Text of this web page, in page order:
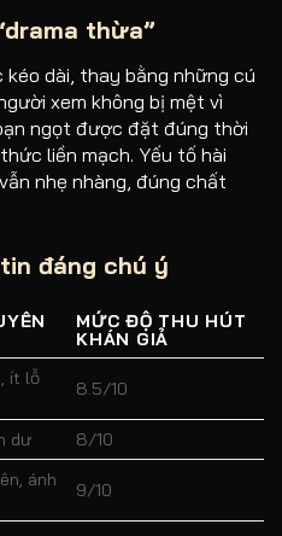
thừa”
dài, thay bằng những cú
xem không bị mệt vì
ngọt được đặt đúng thời
liền mạch. Yếu tố hài
nhẹ nhàng, đúng chất
đáng chú ý
MỨC ĐỘ THU HÚT
KHÁN GIẢ
ít lỗ
8.5/10
dư
8/10
ánh
9/10